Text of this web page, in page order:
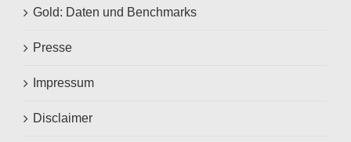
Gold: Daten und Benchmarks
Presse
Impressum
Disclaimer